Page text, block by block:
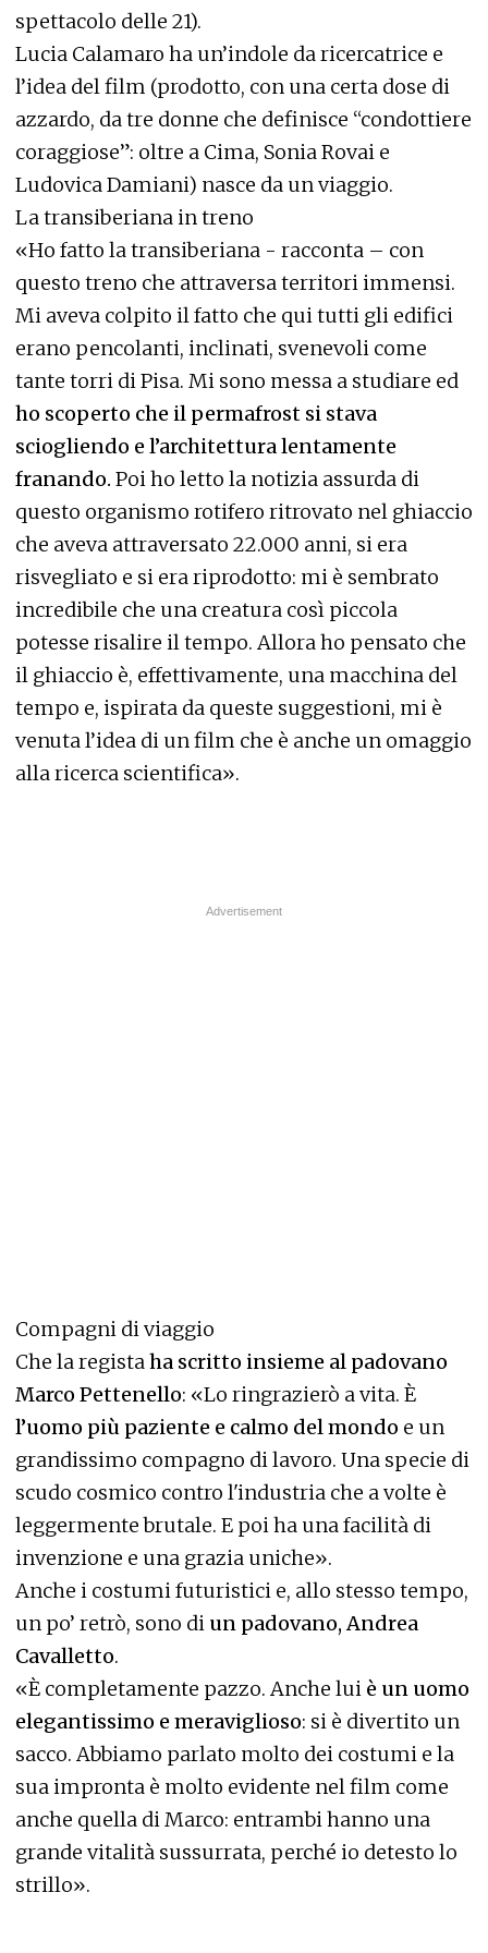
spettacolo delle 21).
Lucia Calamaro ha un’indole da ricercatrice e
l’idea del film (prodotto, con una certa dose di
azzardo, da tre donne che definisce “condottiere
coraggiose”: oltre a Cima, Sonia Rovai e
Ludovica Damiani) nasce da un viaggio.
La transiberiana in treno
«Ho fatto la transiberiana - racconta – con
questo treno che attraversa territori immensi.
Mi aveva colpito il fatto che qui tutti gli edifici
erano pencolanti, inclinati, svenevoli come
tante torri di Pisa. Mi sono messa a studiare ed
ho scoperto che il permafrost si stava
sciogliendo e l’architettura lentamente
franando. Poi ho letto la notizia assurda di
questo organismo rotifero ritrovato nel ghiaccio
che aveva attraversato 22.000 anni, si era
risvegliato e si era riprodotto: mi è sembrato
incredibile che una creatura così piccola
potesse risalire il tempo. Allora ho pensato che
il ghiaccio è, effettivamente, una macchina del
tempo e, ispirata da queste suggestioni, mi è
venuta l’idea di un film che è anche un omaggio
alla ricerca scientifica».
Compagni di viaggio
Che la registaha scritto insieme al padovano
Marco Pettenello: «Lo ringrazierò a vita. È
l’uomo più paziente e calmo del mondo e un
grandissimo compagno di lavoro. Una specie di
scudo cosmico contro l'industria che a volte è
leggermente brutale. E poi ha una facilità di
invenzione e una grazia uniche».
Anche i costumi futuristici e, allo stesso tempo,
un po’ retrò, sono di un padovano, Andrea
Cavalletto.
«È completamente pazzo. Anche lui è un uomo
elegantissimo e meraviglioso: si è divertito un
sacco. Abbiamo parlato molto dei costumi e la
sua impronta è molto evidente nel film come
anche quella di Marco: entrambi hanno una
grande vitalità sussurrata, perché io detesto lo
strillo».